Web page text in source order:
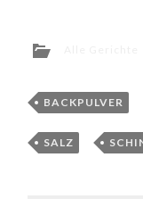
BACKPULVER
SALZ ,